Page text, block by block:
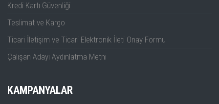
Kredi Kartı Güvenliği
Teslimat ve Kargo
Ticari İletişim ve Ticari Elektronik İleti Onay Formu
Çalışan Adayı Aydınlatma Metni
KAMPANYALAR